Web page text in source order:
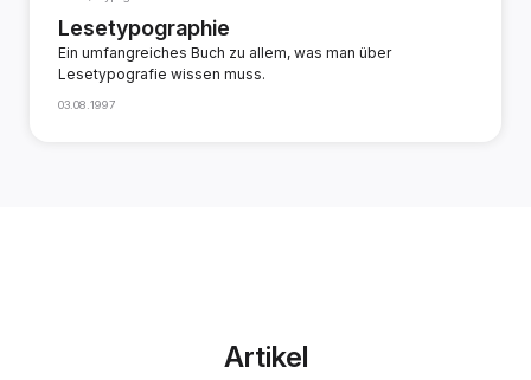
Lesetypographie
Ein umfangreiches Buch zu allem, was man über
Lesetypografie wissen muss.
03.08.1997
Artikel